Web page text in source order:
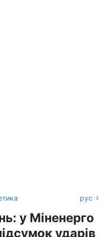
рус
у Міненерго
ударів